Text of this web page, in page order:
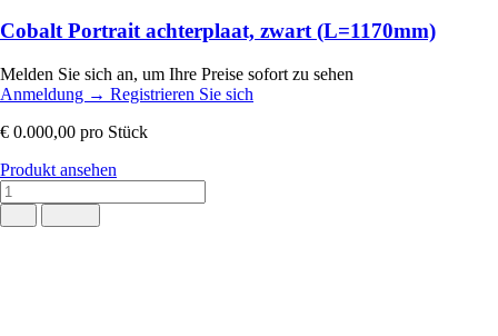
Cobalt Portrait achterplaat, zwart (L=1170mm)
Melden Sie sich an, um Ihre Preise sofort zu sehen
Anmeldung → Registrieren Sie sich
€ 0.000,00 pro Stück
Produkt ansehen